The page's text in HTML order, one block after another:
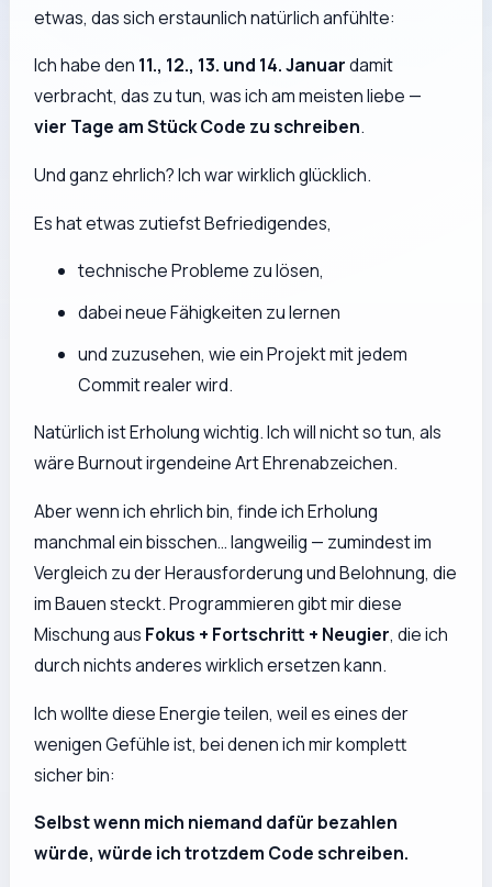
etwas, das sich erstaunlich natürlich anfühlte:
Ich habe den 11., 12., 13. und 14. Januardamit
verbracht, das zu tun, was ich am meisten liebe —
vier Tage am Stück Code zu schreiben.
Und ganz ehrlich? Ich warwirklich glücklich.
Es hat etwas zutiefst Befriedigendes,
technische Probleme zu lösen,
dabei neue Fähigkeiten zu lernen
und zuzusehen, wie ein Projekt mit jedem
Commit realer wird.
Natürlich ist Erholung wichtig. Ich will nicht so tun, als
wäre Burnout irgendeine Art Ehrenabzeichen.
Aber wenn ich ehrlich bin, finde ich Erholung
manchmal ein bisschen… langweilig — zumindest im
Vergleich zu der Herausforderung und Belohnung, die
im Bauen steckt. Programmieren gibt mir diese
Mischung aus Fokus + Fortschritt + Neugier, die ich
durch nichts anderes wirklich ersetzen kann.
Ich wollte diese Energie teilen, weil es eines der
wenigen Gefühle ist, bei denen ich mir komplett
sicher bin:
Selbst wenn mich niemand dafür bezahlen
würde, würde ich trotzdem Code schreiben.